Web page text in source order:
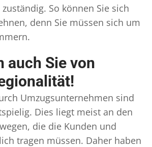
So können Sie sich
denn Sie müssen sich um
auch Sie von
Umzugsunternehmen sind
Dies liegt meist an den
die die Kunden und
tragen müssen. Daher haben